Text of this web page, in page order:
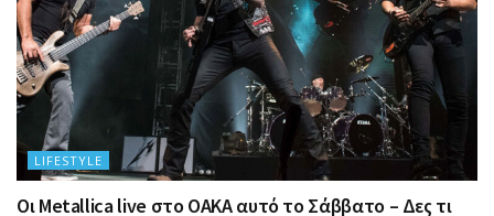
LIFESTYLE
Οι Metallica live στο ΟΑΚΑ αυτό το Σάββατο – Δες τι